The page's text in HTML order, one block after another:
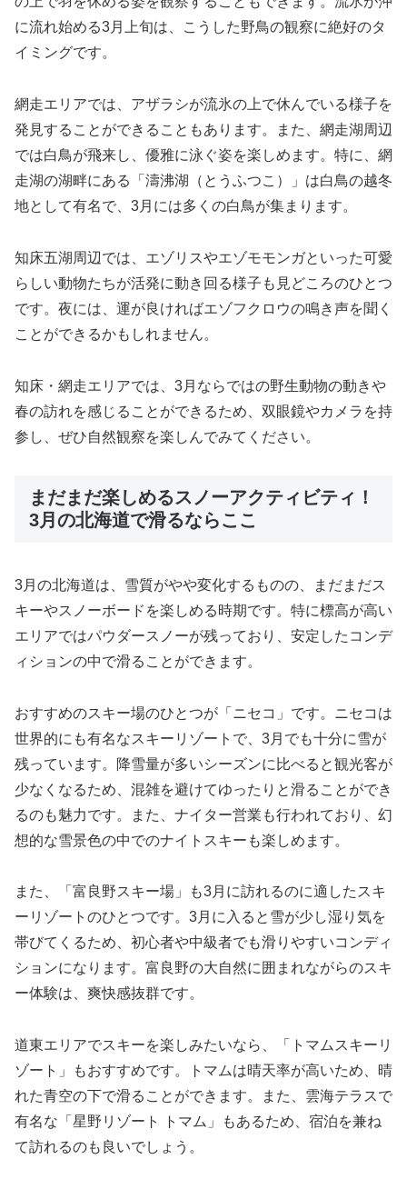
に流れ始める3月上旬は、こうした野鳥の観察に絶好のタ
イミングです。
網走エリアでは、アザラシが流氷の上で休んでいる様子を
発見することができることもあります。また、網走湖周辺
では白鳥が飛来し、優雅に泳ぐ姿を楽しめます。特に、網
走湖の湖畔にある「濤沸湖（とうふつこ）」は白鳥の越冬
地として有名で、3月には多くの白鳥が集まります。
知床五湖周辺では、エゾリスやエゾモモンガといった可愛
らしい動物たちが活発に動き回る様子も見どころのひとつ
です。夜には、運が良ければエゾフクロウの鳴き声を聞く
ことができるかもしれません。
知床・網走エリアでは、3月ならではの野生動物の動きや
春の訪れを感じることができるため、双眼鏡やカメラを持
参し、ぜひ自然観察を楽しんでみてください。
まだまだ楽しめるスノーアクティビティ！
3月の北海道で滑るならここ
3月の北海道は、雪質がやや変化するものの、まだまだス
キーやスノーボードを楽しめる時期です。特に標高が高い
エリアではパウダースノーが残っており、安定したコンデ
ィションの中で滑ることができます。
おすすめのスキー場のひとつが「ニセコ」です。ニセコは
世界的にも有名なスキーリゾートで、3月でも十分に雪が
残っています。降雪量が多いシーズンに比べると観光客が
少なくなるため、混雑を避けてゆったりと滑ることができ
るのも魅力です。また、ナイター営業も行われており、幻
想的な雪景色の中でのナイトスキーも楽しめます。
また、「富良野スキー場」も3月に訪れるのに適したスキ
ーリゾートのひとつです。3月に入ると雪が少し湿り気を
帯びてくるため、初心者や中級者でも滑りやすいコンディ
ションになります。富良野の大自然に囲まれながらのスキ
ー体験は、爽快感抜群です。
道東エリアでスキーを楽しみたいなら、「トマムスキーリ
ゾート」もおすすめです。トマムは晴天率が高いため、晴
れた青空の下で滑ることができます。また、雲海テラスで
有名な「星野リゾート トマム」もあるため、宿泊を兼ね
て訪れるのも良いでしょう。